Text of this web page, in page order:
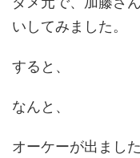
いしてみました。
すると、
なんと、
オーケーが出まし